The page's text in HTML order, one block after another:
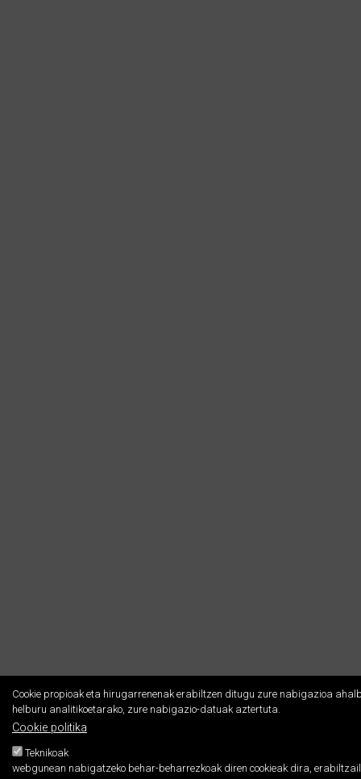
Cookie propioak eta hirugarrenenak erabiltzen ditugu zure nabigazioa
helburu analitikoetarako, zure nabigazio-datuak aztertuta.
Cookie politika
Teknikoak
webgunean nabigatzeko behar-beharrezkoak diren cookieak dira,